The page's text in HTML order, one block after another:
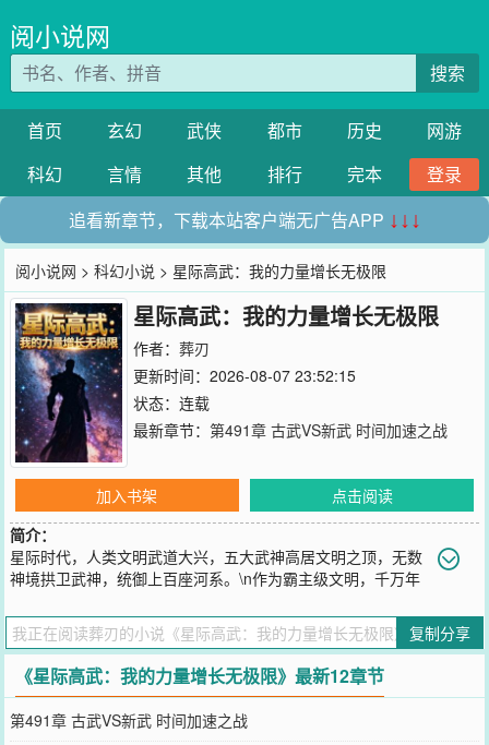
阅小说网
搜索
首页 玄幻 武侠 都市 历史
网游
科幻
言情 其他 排行 完本
登录
追看新章节，下载本站客户端无广告APP ↓↓↓
阅小说网 >科幻小说 > 星际高武：我的力量增长无极限
星际高武：我的力量增长无极限
作者： 葬刃
更新时间：2026-08-07 23:52:15
状态：连载
最新章节： 第491章 古武VS新武 时间加速之战
加入书架
点击阅读
简介：
星际时代，人类文明武道大兴，五大武神高居文明之顶，无数
神境拱卫武神，统御上百座河系。\n作为霸主级文明，千万年
上繁星\n人族之外，宇宙灾祸的威胁近在咫尺，无数星际文明更是虎
视眈眈，多方的战争更是持续了百万年、千万年之久......\n作为穿越者
的谛仓，只是武道人族内芸芸众生的一员，咋一看没有任何特殊之
处。\n当然，作为主角，他有挂。\n【杀死一名知性生命，力量
+1】\n简单粗暴，通俗易懂。\n力量再次增强，谛仓看着这仿佛没有
上限的金手指，嘴角含笑：“开了，就是爽。”\n————————\n毕
复制分享
《星际高武：我的力量增长无极限》最新12章节
第491章 古武VS新武 时间加速之战